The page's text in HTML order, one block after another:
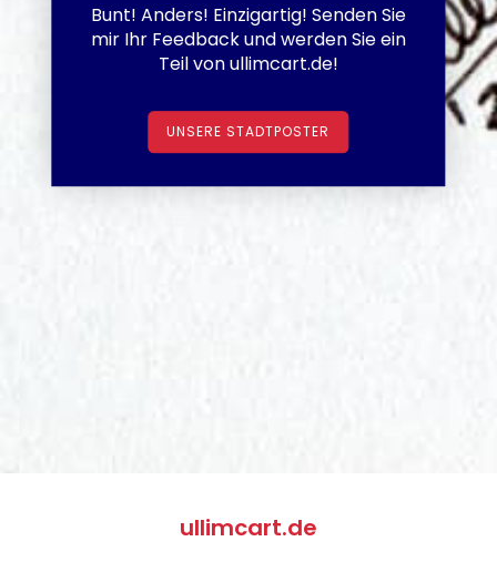
Bunt! Anders! Einzigartig! Senden Sie
mir Ihr Feedback und werden Sie ein
Teil von ullimcart.de!
UNSERE STADTPOSTER
ullimcart.de